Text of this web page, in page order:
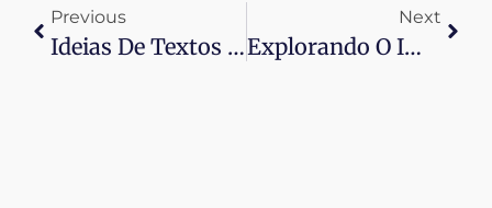
Previous
Ideias De Textos De Propaganda Para Marmoraria
Next
Explorando O Impacto Do Chat GPT Na Era Do Marketing Digital